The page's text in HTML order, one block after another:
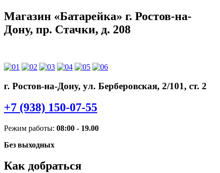
Магазин «Батарейка» г. Ростов-на-
Дону, пр. Стачки, д. 208
г. Ростов-на-Дону, ул. Берберовская, 2/101, ст. 2
+7 (938) 150-07-55
Режим работы: 08:00 - 19.00
Без выходных
Как добраться